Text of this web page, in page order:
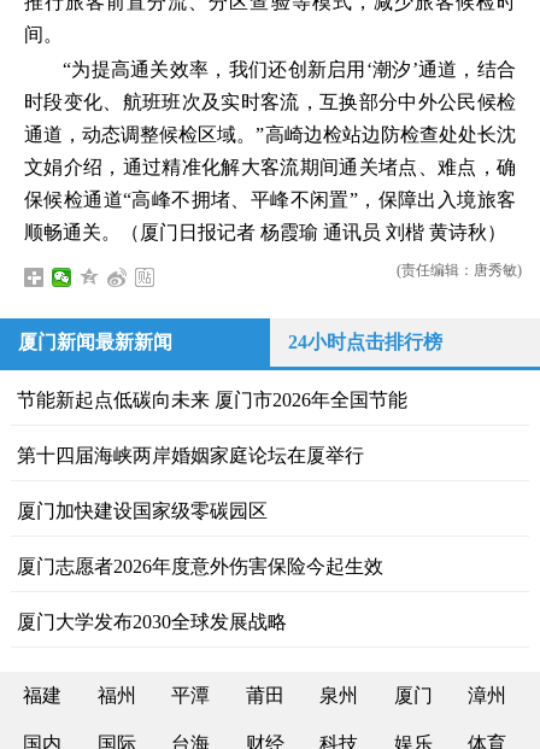
间。
“为提高通关效率，我们还创新启用‘潮汐’通道，结合
时段变化、航班班次及实时客流，互换部分中外公民候检
通道，动态调整候检区域。”高崎边检站边防检查处处长沈
文娟介绍，通过精准化解大客流期间通关堵点、难点，确
保候检通道“高峰不拥堵、平峰不闲置”，保障出入境旅客
顺畅通关。（厦门日报记者 杨霞瑜 通讯员 刘楷 黄诗秋）
(责任编辑：唐秀敏)
厦门新闻最新新闻 24小时点击排行榜
节能新起点低碳向未来 厦门市2026年全国节能
第十四届海峡两岸婚姻家庭论坛在厦举行
厦门加快建设国家级零碳园区
厦门志愿者2026年度意外伤害保险今起生效
厦门大学发布2030全球发展战略
福建 福州 平潭 莆田 泉州 厦门 漳州
国内 国际 台海 财经 科技 娱乐 体育